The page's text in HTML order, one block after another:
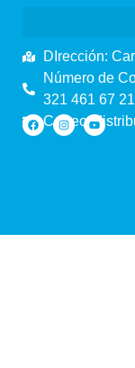
DIrección:
Número de
321 461 67 21
Correo: